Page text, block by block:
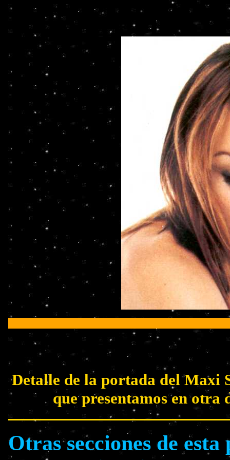
Detalle de la portada del Maxi
que presentamos en otra
Otras secciones de esta